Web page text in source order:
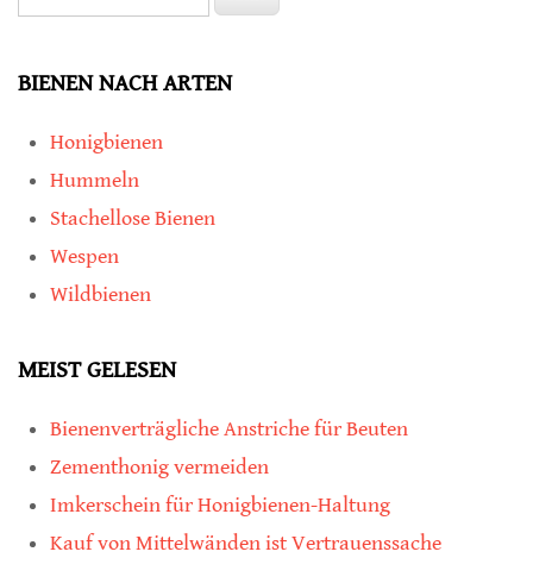
BIENEN NACH ARTEN
Honigbienen
Hummeln
Stachellose Bienen
Wespen
Wildbienen
MEIST GELESEN
Bienenverträgliche Anstriche für Beuten
Zementhonig vermeiden
Imkerschein für Honigbienen-Haltung
Kauf von Mittelwänden ist Vertrauenssache